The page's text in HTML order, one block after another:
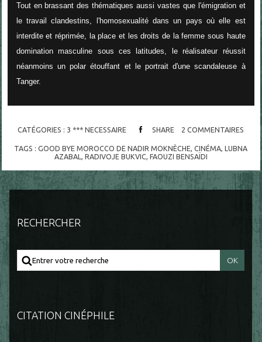
Tout en brassant des thématiques aussi vastes que l'émigration et
le travail clandestins, l'homosexualité dans un pays où elle est
interdite et réprimée, la place et les droits de la femme sous haute
domination masculine sous ces latitudes,
le réalisateur réussit
néanmoins un polar étouffant et le portrait d'une scandaleuse à
Tanger.
CATÉGORIES : 3 *** NECESSAIRE SHARE 2 COMMENTAIRES
TAGS :GOOD BYE MOROCCO DE NADIR MOKNÈCHE,CINÉMA,LUBNA
AZABAL , RADIVOJE BUKVIC, FAOUZI BENSAÏDI
RECHERCHER
CITATION CINÉPHILE